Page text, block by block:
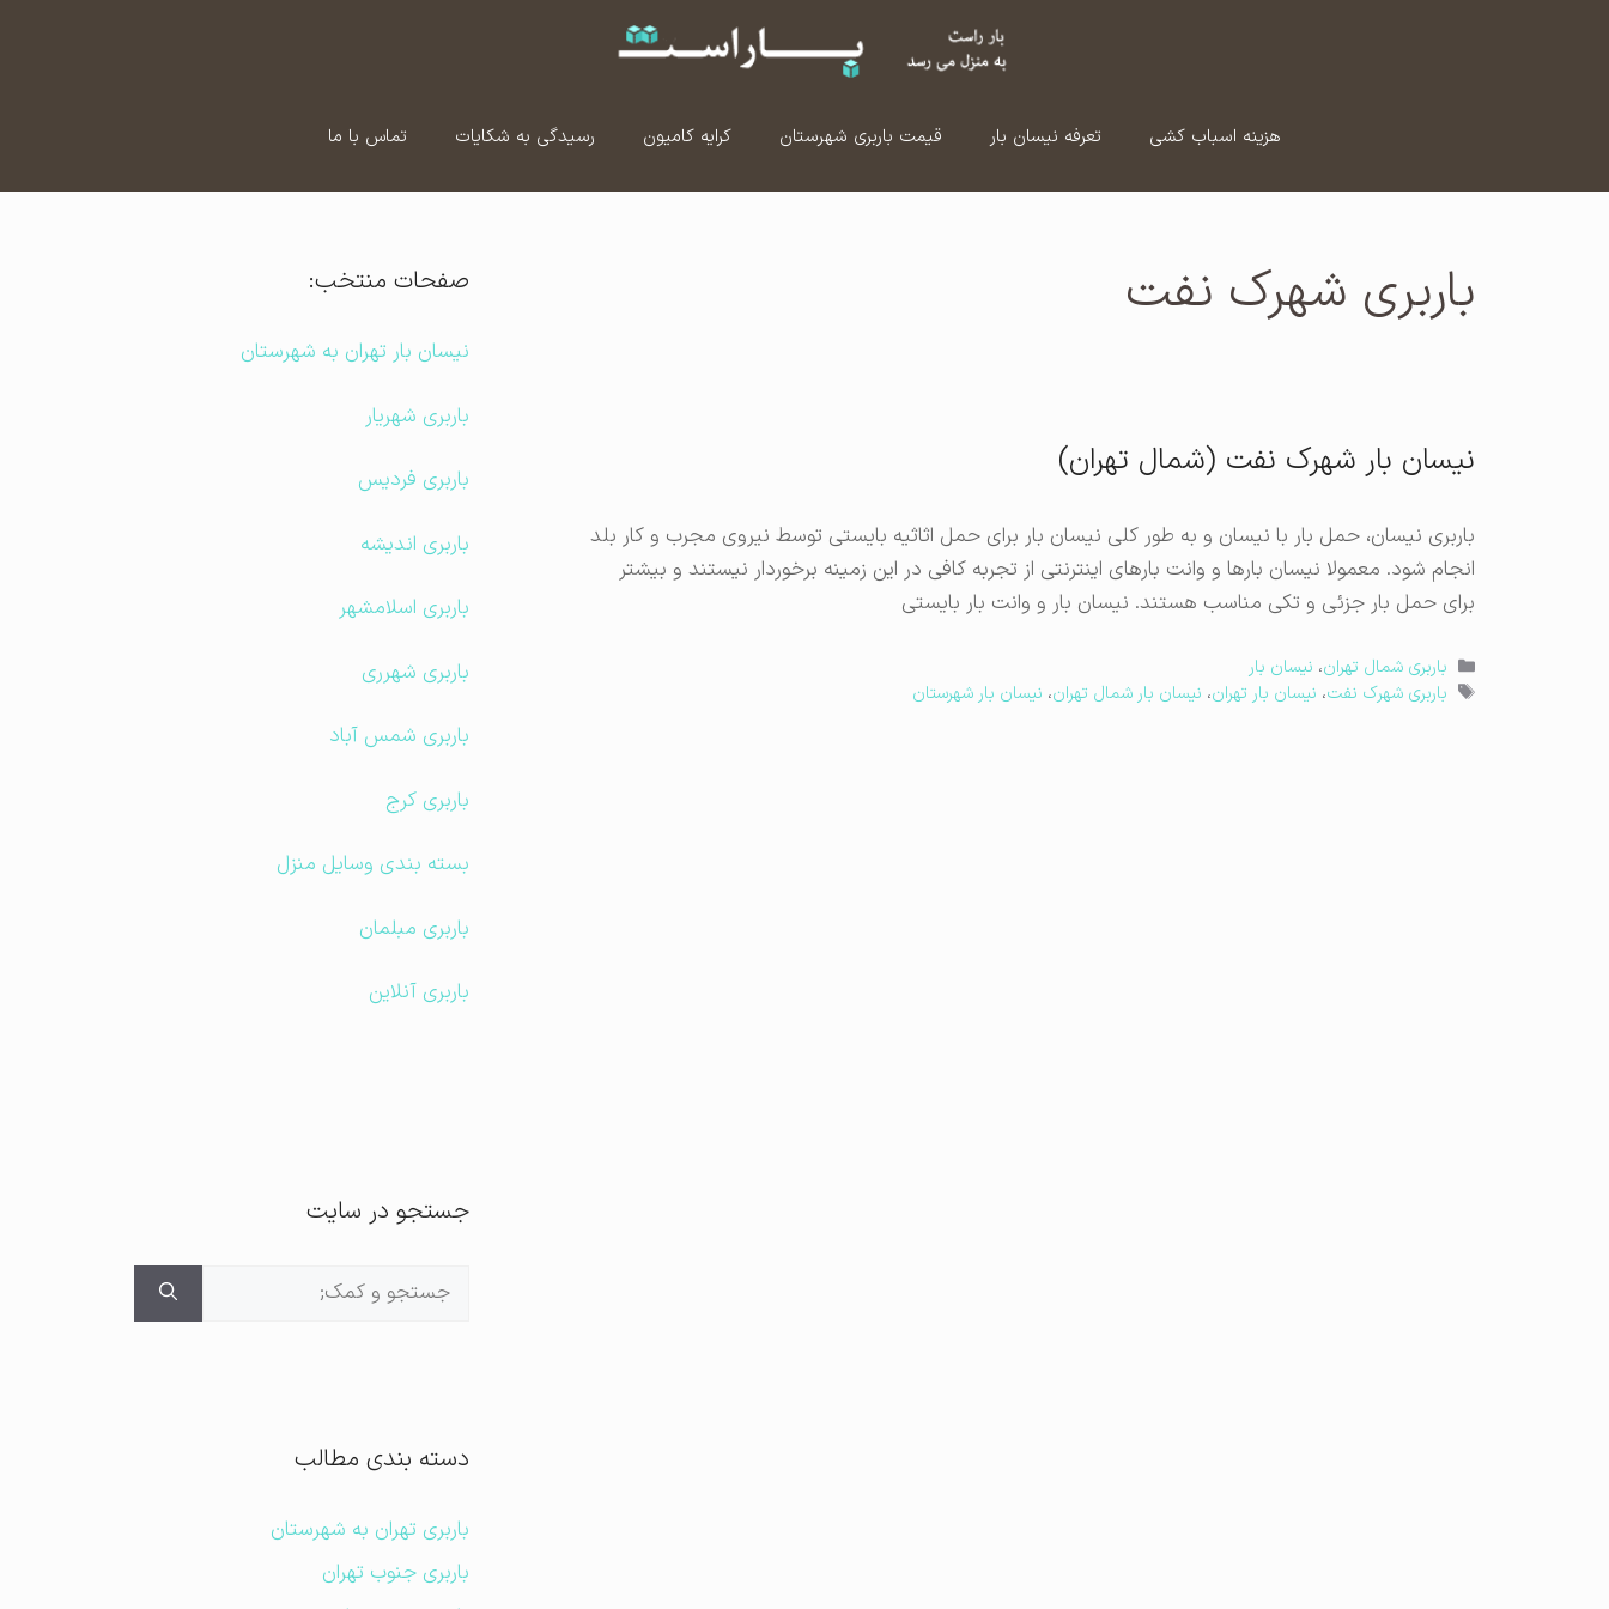
هزینه اسباب کشی تعرفه نیسان بار قیمت باربری شهرستان کرایه کامیون رسیدگی به شکایات تماس با ما
باربری شهرک نفت
نیسان بار شهرک نفت (شمال تهران)
باربری نیسان، حمل بار با نیسان و به طور کلی نیسان بار برای حمل اثاثیه بایستی توسط نیروی مجرب و کار بلد
انجام شود. معمولا نیسان بارها و وانت بارهای اینترنتی از تجربه کافی در این زمینه برخوردار نیستند و بیشتر
برای حمل بار جزئی و تکی مناسب هستند. نیسان بار و وانت بار بایستی
دسته‌ها
باربری شمال تهران، نیسان بار
برچسب‌ها
باربری شهرک نفت، نیسان بار تهران، نیسان بار شمال تهران، نیسان بار شهرستان
صفحات منتخب:
نیسان بار تهران به شهرستان
باربری شهریار
باربری فردیس
باربری اندیشه
باربری اسلامشهر
باربری شهرری
باربری شمس آباد
باربری کرج
بسته بندی وسایل منزل
باربری مبلمان
باربری آنلاین
جستجو در سایت
جستجوی
دسته بندی مطالب
باربری تهران به شهرستان
باربری جنوب تهران